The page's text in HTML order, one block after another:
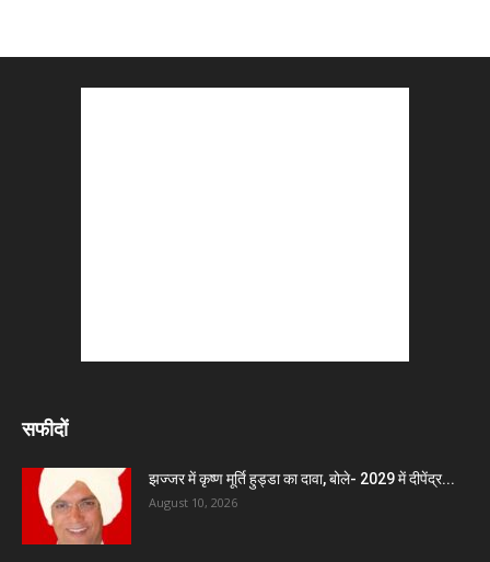
सफीदों
झज्जर में कृष्ण मूर्ति हुड्डा का दावा, बोले- 2029 में दीपेंद्र...
August 10, 2026